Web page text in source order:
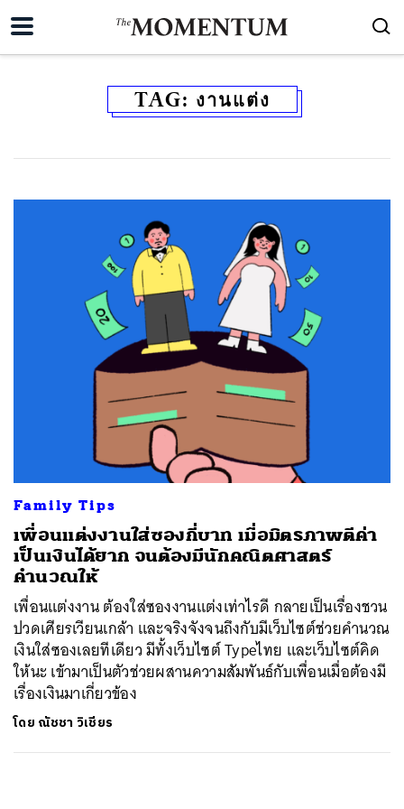
TAG: งานแต่ง
Family Tips
เพื่อนแต่งงานใส่ซองกี่บาท เมื่อมิตรภาพตีค่า
เป็นเงินได้ยาก จนต้องมีนักคณิตศาสตร์
คำนวณให้
เพื่อนแต่งงาน ต้องใส่ซองงานแต่งเท่าไรดี กลายเป็นเรื่องชวน
ปวดเศียรเวียนเกล้า และจริงจังจนถึงกับมีเว็บไซต์ช่วยคำนวณ
เงินใส่ซองเลยทีเดียว มีทั้งเว็บไซต์ Typeไทย และเว็บไซต์คิด
ให้นะ เข้ามาเป็นตัวช่วยผสานความสัมพันธ์กับเพื่อนเมื่อต้องมี
เรื่องเงินมาเกี่ยวข้อง
โดย ณัชชา วิเชียร
SHARE